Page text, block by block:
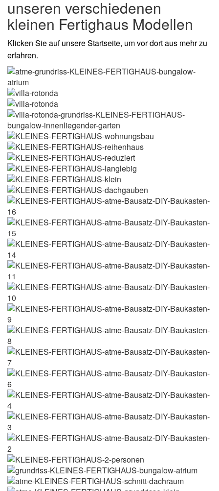
unseren verschiedenen
kleinen Fertighaus Modellen
Klicken Sie auf unsere Startseite, um vor dort aus mehr zu
erfahren.